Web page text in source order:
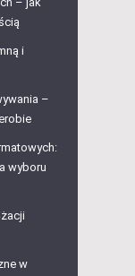
i
–
wyboru
w